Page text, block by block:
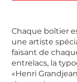
Chaque boîtier
une artiste
faisant de
entrelacs, la
«Henri